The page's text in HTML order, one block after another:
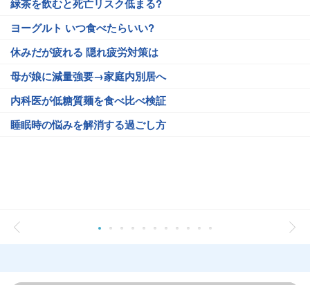
緑茶を飲むと死亡リスク低まる?
ヨーグルト いつ食べたらいい?
休みだが疲れる 隠れ疲労対策は
母が娘に減量強要→家庭内別居へ
内科医が低糖質麺を食べ比べ検証
睡眠時の悩みを解消する過ごし方